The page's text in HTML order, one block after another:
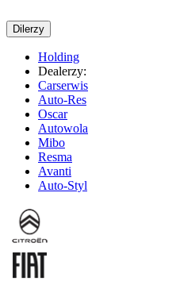
Dilerzy
Holding
Dealerzy:
Carserwis
Auto-Res
Oscar
Autowola
Mibo
Resma
Avanti
Auto-Styl